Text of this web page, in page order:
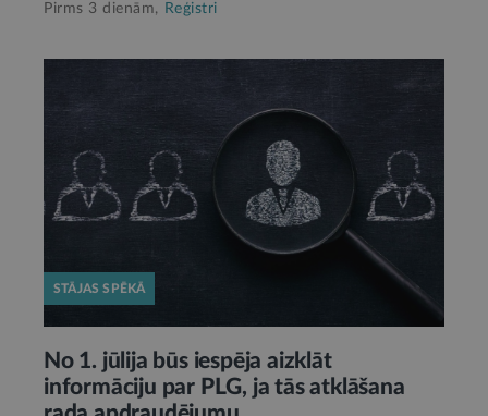
Pirms 3 dienām, Reģistri
STĀJAS SPĒKĀ
No 1. jūlija būs iespēja aizklāt
informāciju par PLG, ja tās atklāšana